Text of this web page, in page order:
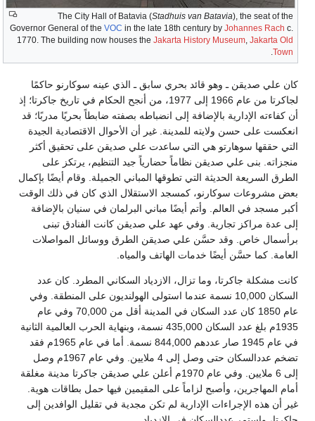
The City Hall of Batavia (Stadhuis van Batavia), the seat of the
Governor General of the VOC in the late 18th century by Johannes Rach c.
1770. The building now houses the Jakarta History Museum, Jakarta Old
Town
.
كان علي صديقن ـ وهو قائد بحري سابق ـ الذي عينه سوكارنو حاكمًا
لجاكرتا من عام 1966 إلى 1977، من أنجح الحكام في تاريخ جاكرتا؛ إذ
أن كفاءته الإدارية بالإضافة إلى انضباطه بصفته ضابطاً بحريًا مدربًا؛ قد
انعكست على حسن ولايته للمدينة. غير أن الأحوال الاقتصادية الجيدة
التي حققها سوهارتو هي التي ساعدت علي صديقن على تحقيق أكثر
منجزاته. بنى علي صديقن نظاماً حضارياً جيد التنظيم، يرتكز على
الطرق السريعة الحديثة التي تطوقها المباني الجميلة. وقام أيضًا بإكمال
بعض مشروعات سوكارنو، كمسجد الاستقلال الذي كان في ذلك الوقت
أكبر مسجد في العالم. وأتم أيضًا مباني البرلمان في سنيان بالإضافة
إلى عدة مراكز تجارية. وفي عهد علي صديقن كانت الفنادق تبنى
برأسمال خاص. وقد حسَّن علي صديقن الطرق ووسائل المواصلات
العامة. كما حسَّن أيضًا خدمات الهاتف والمياه.
كانت مشكلة جاكرتا، وما تزال، الازدياد السكاني المطرد. كان عدد
السكان 10,000 نسمة عندما استولى الهولنديون على المنطقة. وفي
عام 1850 كان عدد السكان في المدينة أقل من 70,000 وفي عام
1935م بلغ عدد السكان 435,000 نسمة، وبنهاية الحرب العالمية الثانية
في عام 1945 صار عددهم 844,000 نسمة. أما في عام 1965م فقد
تضخم عددالسكان حتى وصل إلى 4 ملايين. وفي عام 1967م وصل
إلى 6 ملايين. وفي عام 1970م أعلن علي صديقن جاكرتا مدينة مغلقة
أمام المهاجرين، وأصبح لزاماً على المقيمين فيها حمل بطاقات هوية.
غير أن هذه الإجراءات الإدارية لم تكن مجدية في تقليل الوافدين إلى